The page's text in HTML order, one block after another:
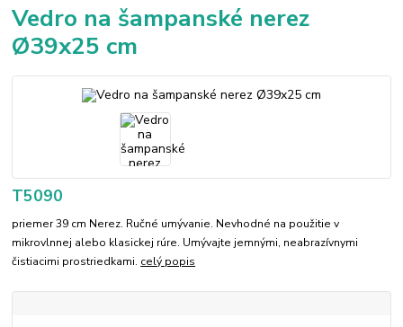
Vedro na šampanské nerez
Ø39x25 cm
T5090
priemer 39 cm Nerez. Ručné umývanie. Nevhodné na použitie v
mikrovlnnej alebo klasickej rúre. Umývajte jemnými, neabrazívnymi
čistiacimi prostriedkami. celý popis